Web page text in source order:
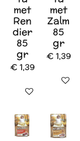
met
Ren
dier
85
gr
€ 1,39
In winkelwagen
met
Zalm
85
gr
€ 1,39
In